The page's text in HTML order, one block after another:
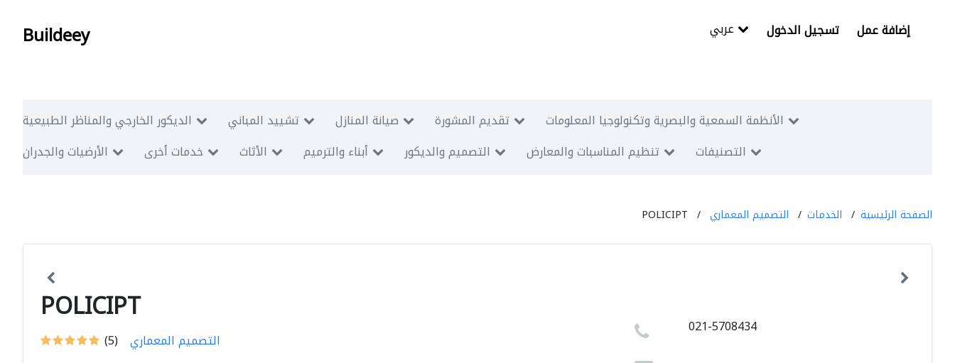
Buildeey تسجيل الدخول إضافة عمل
الديكور الخارجي والمناظر الطبيعية تشييد المباني صيانة المنازل تقديم المشورة
الأنظمة السمعية والبصرية وتكنولوجيا المعلومات
الأرضيات والجدران
خدمات أخرى الأثاث أبناء والترميم التصميم والديكور تنظيم المناسبات والمعارض التصنيفات
الصفحة الرئيسية الخدمات التصميم المعماري POLICIPT
POLICIPT
(5) التصميم المعماري
021-5708434